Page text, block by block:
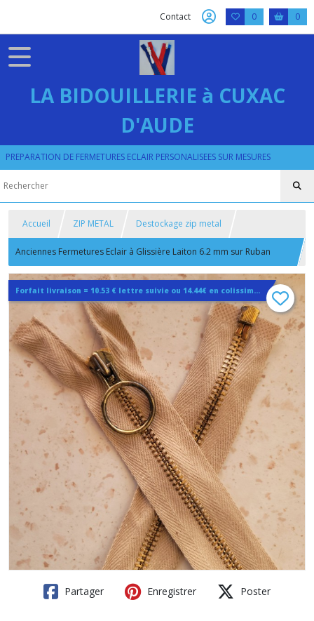
Contact 0 0
LA BIDOUILLERIE à CUXAC
D'AUDE
PREPARATION DE FERMETURES ECLAIR PERSONALISEES SUR MESURES
Accueil ZIP METAL Destockage zip metal
Anciennes Fermetures Eclair à Glissière Laiton 6.2 mm sur Ruban
Coton Beige 54 Centimètres
Forfait livraison = 10.53 € lettre suivie ou 14.44€ en colissimo quelque soit la quantité
Partager Enregistrer Poster